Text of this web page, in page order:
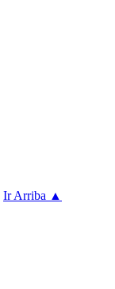
Ir Arriba ▲